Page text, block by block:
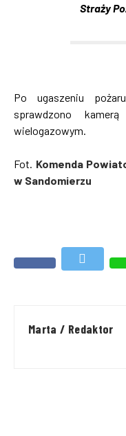
Straży
Po ugaszeniu
sprawdzono
wielogazowym.
Fot. Komenda
w Sandomierzu
Marta / Redaktor